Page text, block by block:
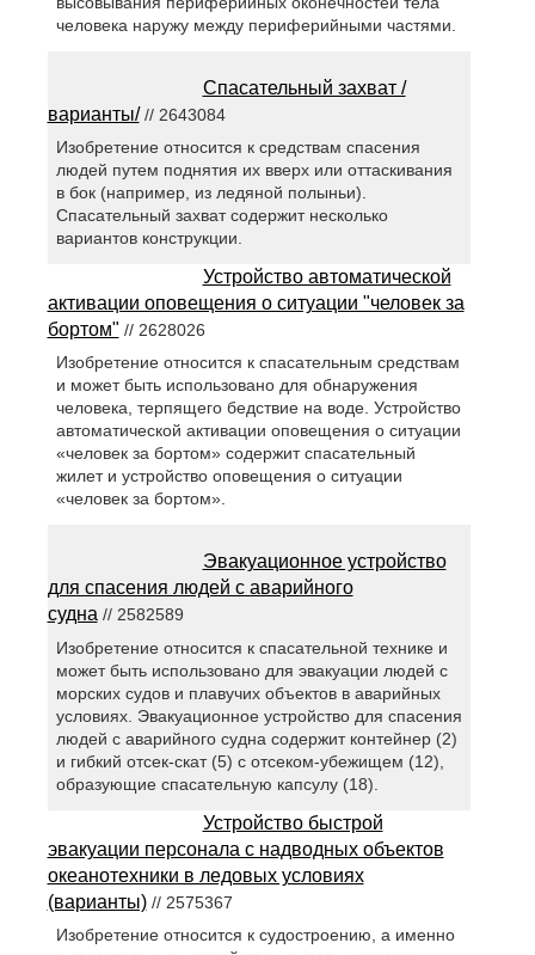
человека наружу между периферийными частями.
Спасательный захват /
варианты/// 2643084
Изобретение относится к средствам спасения
людей путем поднятия их вверх или оттаскивания
в бок (например, из ледяной полыньи).
Спасательный захват содержит несколько
вариантов конструкции.
Устройство автоматической
активации оповещения о ситуации "человек за
бортом" // 2628026
Изобретение относится к спасательным средствам
и может быть использовано для обнаружения
человека, терпящего бедствие на воде. Устройство
автоматической активации оповещения о ситуации
«человек за бортом» содержит спасательный
жилет и устройство оповещения о ситуации
«человек за бортом».
Эвакуационное устройство
для спасения людей с аварийного
судна// 2582589
Изобретение относится к спасательной технике и
может быть использовано для эвакуации людей с
морских судов и плавучих объектов в аварийных
условиях. Эвакуационное устройство для спасения
людей с аварийного судна содержит контейнер (2)
и гибкий отсек-скат (5) с отсеком-убежищем (12),
образующие спасательную капсулу (18).
Устройство быстрой
эвакуации персонала с надводных объектов
океанотехники в ледовых условиях
(варианты)// 2575367
Изобретение относится к судостроению, а именно